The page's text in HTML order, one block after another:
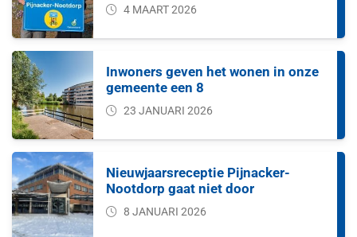
4 MAART 2026
Inwoners geven het wonen in onze
gemeente een 8
23 JANUARI 2026
Nieuwjaarsreceptie Pijnacker-
Nootdorp gaat niet door
8 JANUARI 2026